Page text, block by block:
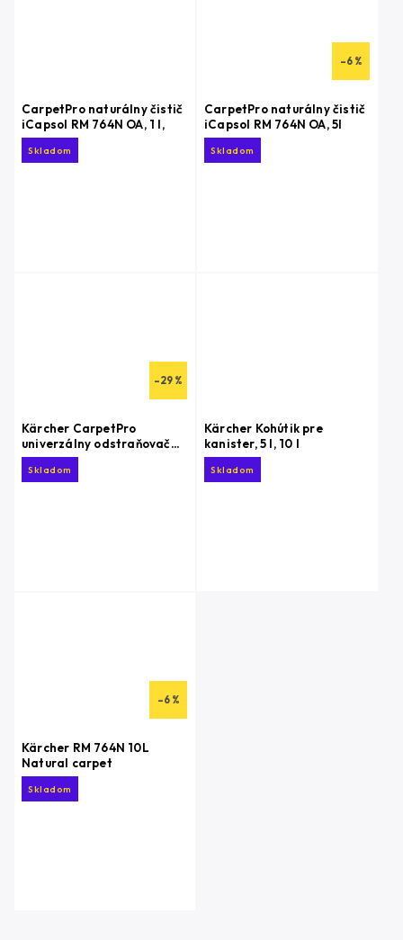
CarpetPro naturálny čistič
iCapsol RM 764N OA, 1 l,
Skladom
–6 %
CarpetPro naturálny čistič
iCapsol RM 764N OA, 5l
Skladom
–29 %
Kärcher CarpetPro
univerzálny odstraňovač
fľakov RM 769, 500ml
Skladom
Kärcher Kohútik pre
kanister, 5 l, 10 l
Skladom
–6 %
Kärcher RM 764N 10L
Natural carpet
Skladom